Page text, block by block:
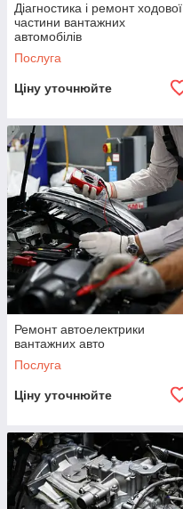
Діагностика і ремонт ходової
частини вантажних
автомобілів
Послуга
Ціну уточнюйте
Ремонт автоелектрики
вантажних авто
Послуга
Ціну уточнюйте